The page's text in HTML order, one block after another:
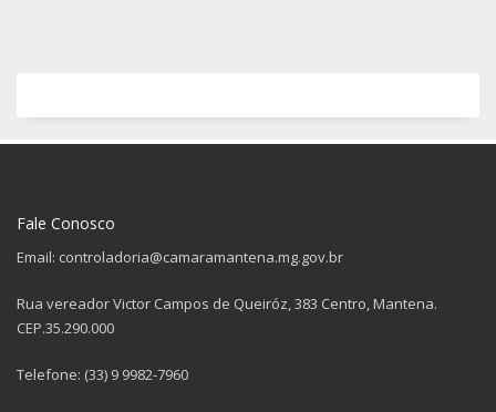
Fale Conosco
Email: controladoria@camaramantena.mg.gov.br
Rua vereador Victor Campos de Queiróz, 383 Centro, Mantena.
CEP.35.290.000
Telefone: (33) 9 9982-7960